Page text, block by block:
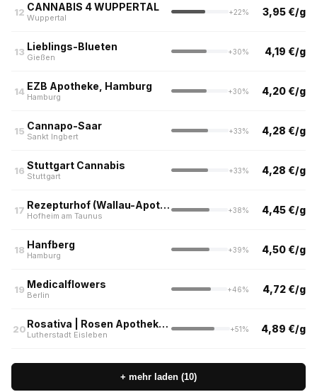
12 CANNABIS 4 WUPPERTAL
Wuppertal
+22% 3,95 €/g
13 Lieblings-Blueten
Gießen
+30% 4,19 €/g
14 EZB Apotheke, Hamburg
Hamburg
+30% 4,20 €/g
15 Cannapo-Saar
Sankt Ingbert
+33% 4,28 €/g
16 Stuttgart Cannabis
Stuttgart
+33% 4,28 €/g
17 Rezepturhof (Wallau-Apotheke, Hofheim)
Hofheim am Taunus
+38% 4,45 €/g
18 Hanfberg
Hamburg
+39% 4,50 €/g
19 Medicalflowers
Berlin
+46% 4,72 €/g
20 Rosativa | Rosen Apotheke - Eisleben
Lutherstadt Eisleben
+51% 4,89 €/g
+ mehr laden (10)